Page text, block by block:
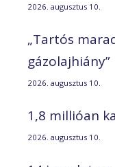
2026. augusztus 10.
„Tartós
gázolajhiány”
2026. augusztus 10.
1,8 millióan
2026. augusztus 10.